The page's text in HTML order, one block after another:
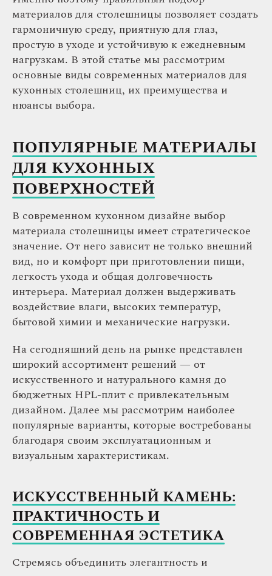
материалов для столешницы позволяет создать
гармоничную среду, приятную для глаз,
простую в уходе и устойчивую к ежедневным
нагрузкам. В этой статье мы рассмотрим
основные виды современных материалов для
кухонных столешниц, их преимущества и
нюансы выбора.
ПОПУЛЯРНЫЕ МАТЕРИАЛЫ
ДЛЯ КУХОННЫХ
ПОВЕРХНОСТЕЙ
В современном кухонном дизайне выбор
материала столешницы имеет стратегическое
значение. От него зависит не только внешний
вид, но и комфорт при приготовлении пищи,
легкость ухода и общая долговечность
интерьера. Материал должен выдерживать
воздействие влаги, высоких температур,
бытовой химии и механические нагрузки.
На сегодняшний день на рынке представлен
широкий ассортимент решений — от
искусственного и натурального камня до
бюджетных HPL-плит с привлекательным
дизайном. Далее мы рассмотрим наиболее
популярные варианты, которые востребованы
благодаря своим эксплуатационным и
визуальным характеристикам.
ИСКУССТВЕННЫЙ КАМЕНЬ:
ПРАКТИЧНОСТЬ И
СОВРЕМЕННАЯ ЭСТЕТИКА
Стремясь объединить элегантность и